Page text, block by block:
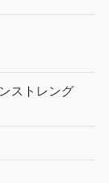
ストレング